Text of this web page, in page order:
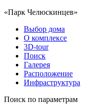
«Парк Челюскинцев»
Выбор дома
О комплексе
3D-tour
Поиск
Галерея
Расположение
Инфраструктура
Поиск по параметрам